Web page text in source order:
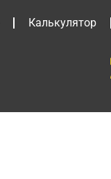
Калькулятор